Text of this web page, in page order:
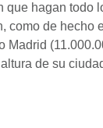
que hagan todo
como de hecho
de su